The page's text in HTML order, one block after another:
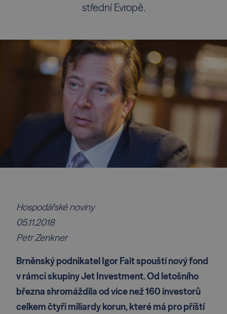
střední Evropě.
Hospodářské noviny
05.11.2018
Petr Zenkner
Brněnský podnikatel Igor Fait spouští nový fond
v rámci skupiny Jet Investment. Od letošního
března shromáždila od více než 160 investorů
celkem čtyři miliardy korun, které má pro příští